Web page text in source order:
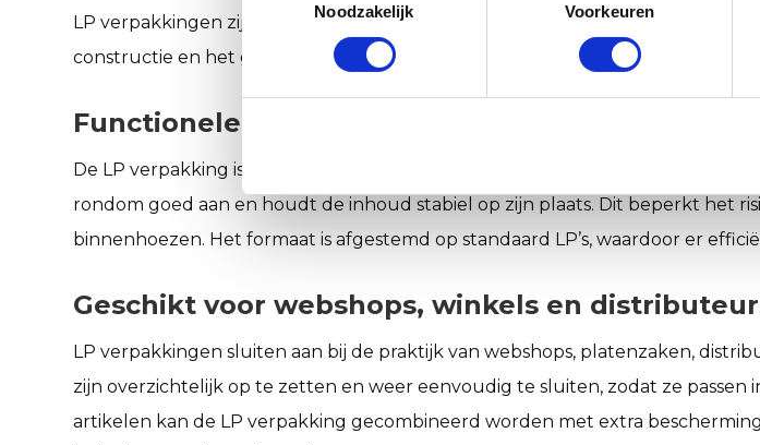
Noodzakelijk
Voorkeuren
LP verpakkingen zijn speciaal ontwikkeld voor het verpakken, beschermen
constructie en het gebruik van stevig karton blijven de inhoud en hoeken
Functionele kartonnen verpakking voor
De LP verpakking is gemaakt van massief en schokabsorberend karton,
rondom goed aan en houdt de inhoud stabiel op zijn plaats. Dit beperkt het
binnenhoezen. Het formaat is afgestemd op standaard LP’s, waardoor er
Geschikt voor webshops, winkels en
LP verpakkingen sluiten aan bij de praktijk van webshops, platenzaken,
zijn overzichtelijk op te zetten en weer eenvoudig te sluiten, zodat ze
artikelen kan de LP verpakking gecombineerd worden met extra